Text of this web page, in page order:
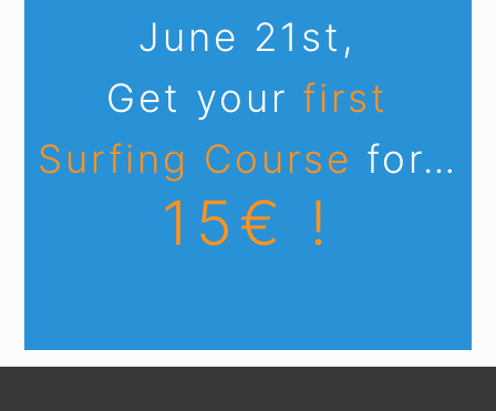
June 21st,
Get your first
Surfing Course for…
15€ !